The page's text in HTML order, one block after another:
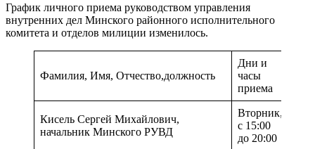
График личного приема руководством управления
внутренних дел Минского районного исполнительного
комитета и отделов милиции изменилось.
Фамилия, Имя, Отчество,должность
Дни и
часы
приема
Кисель Сергей Михайлович,
начальник Минского РУВД
Вторник,
с 15:00
до 20:00